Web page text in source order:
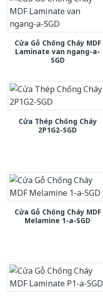
Cửa Gỗ Chống Cháy MDF
Laminate van ngang-a-
SGD
Cửa Thép Chống Cháy
2P1G2-SGD
Cửa Gỗ Chống Cháy MDF
Melamine 1-a-SGD